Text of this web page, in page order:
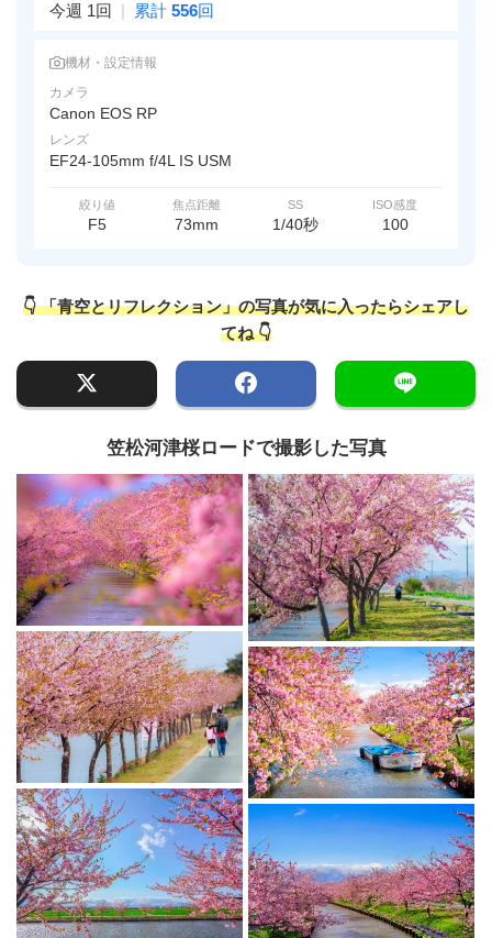
今週 1回 | 累計 556回
機材・設定情報
カメラ
Canon EOS RP
レンズ
EF24-105mm f/4L IS USM
絞り値
F5
焦点距離
73mm
SS
1/40秒
ISO感度
100
👇 「青空とリフレクション」の写真が気に入ったらシェアし
てね 👇
笠松河津桜ロードで撮影した写真